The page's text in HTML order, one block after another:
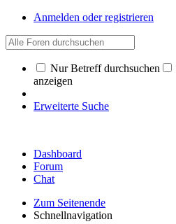
Anmelden oder registrieren
Nur Betreff durchsuchen
anzeigen
Erweiterte Suche
Dashboard
Forum
Chat
Zum Seitenende
Schnellnavigation